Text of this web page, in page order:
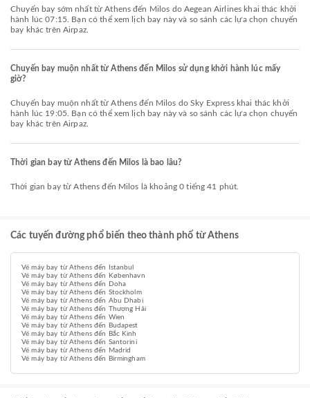
Chuyến bay sớm nhất từ Athens đến Milos do Aegean Airlines khai thác khởi
hành lúc 07:15. Bạn có thể xem lịch bay này và so sánh các lựa chọn chuyến
bay khác trên Airpaz.
Chuyến bay muộn nhất từ Athens đến Milos sử dụng khởi hành lúc mấy
giờ?
Chuyến bay muộn nhất từ Athens đến Milos do Sky Express khai thác khởi
hành lúc 19:05. Bạn có thể xem lịch bay này và so sánh các lựa chọn chuyến
bay khác trên Airpaz.
Thời gian bay từ Athens đến Milos là bao lâu?
Thời gian bay từ Athens đến Milos là khoảng 0 tiếng 41 phút.
Các tuyến đường phổ biến theo thành phố từ Athens
Vé máy bay từ Athens đến Istanbul
Vé máy bay từ Athens đến København
Vé máy bay từ Athens đến Doha
Vé máy bay từ Athens đến Stockholm
Vé máy bay từ Athens đến Abu Dhabi
Vé máy bay từ Athens đến Thượng Hải
Vé máy bay từ Athens đến Wien
Vé máy bay từ Athens đến Budapest
Vé máy bay từ Athens đến Bắc Kinh
Vé máy bay từ Athens đến Santorini
Vé máy bay từ Athens đến Madrid
Vé máy bay từ Athens đến Birmingham